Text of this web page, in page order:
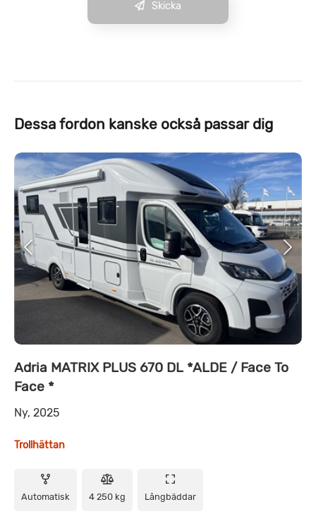
Skicka
Dessa fordon kanske också passar dig
Adria MATRIX PLUS 670 DL *ALDE / Face To
Face *
Ny, 2025
Trollhättan
Automatisk 4 250 kg Långbäddar